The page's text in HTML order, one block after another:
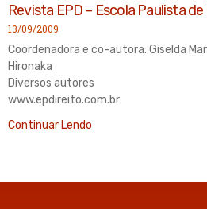
Revista EPD – Escola Paulista
13/09/2009
Coordenadora e co-autora: Giselda
Hironaka
Diversos autores
www.epdireito.com.br
Continuar Lendo